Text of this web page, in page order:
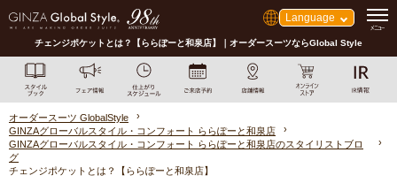
Language
チェンジポケットとは？【ららぽーと和泉店】｜オーダースーツならGlobal Style
オーダースーツ GlobalStyle
GINZAグローバルスタイル・コンフォート ららぽーと和泉店
GINZAグローバルスタイル・コンフォート ららぽーと和泉店のスタイリストブロ
グ
チェンジポケットとは？【ららぽーと和泉店】